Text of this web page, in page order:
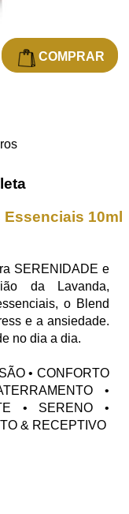
COMPRAR
10ml
SERENIDADE e
da Lavanda,
o Blend
e a ansiedade.
no dia a dia.
• CONFORTO
•
• SERENO •
& RECEPTIVO